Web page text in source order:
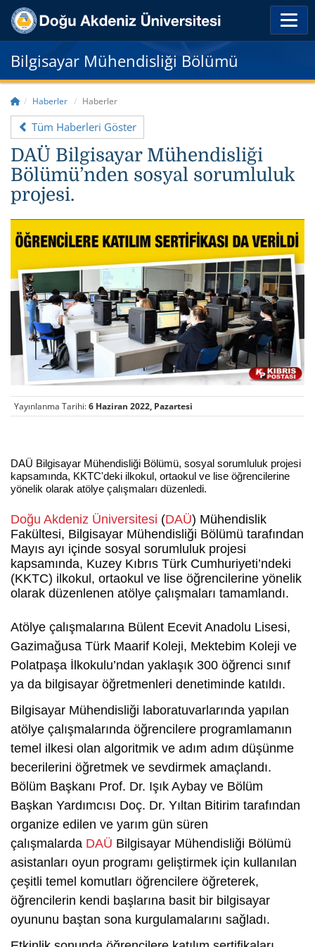
Bilgisayar Mühendisliği Bölümü
Haberler Haberler
Tüm Haberleri Göster
DAÜ Bilgisayar Mühendisliği
Bölümü’nden sosyal sorumluluk
projesi.
Yayınlanma Tarihi:6 Haziran 2022, Pazartesi
DAÜ Bilgisayar Mühendisliği Bölümü, sosyal sorumluluk projesi
kapsamında, KKTC'deki ilkokul, ortaokul ve lise öğrencilerine
yönelik olarak atölye çalışmaları düzenledi.
Doğu Akdeniz Üniversitesi (DAÜ) Mühendislik
Fakültesi, Bilgisayar Mühendisliği Bölümü tarafından
Mayıs ayı içinde sosyal sorumluluk projesi
kapsamında, Kuzey Kıbrıs Türk Cumhuriyeti’ndeki
(KKTC) ilkokul, ortaokul ve lise öğrencilerine yönelik
olarak düzenlenen atölye çalışmaları tamamlandı.
Atölye çalışmalarına Bülent Ecevit Anadolu Lisesi,
Gazimağusa Türk Maarif Koleji, Mektebim Koleji ve
Polatpaşa İlkokulu’ndan yaklaşık 300 öğrenci sınıf
ya da bilgisayar öğretmenleri denetiminde katıldı.
Bilgisayar Mühendisliği laboratuvarlarında yapılan
atölye çalışmalarında öğrencilere programlamanın
temel ilkesi olan algoritmik ve adım adım düşünme
becerilerini öğretmek ve sevdirmek amaçlandı.
Bölüm Başkanı Prof. Dr. Işık Aybay ve Bölüm
Başkan Yardımcısı Doç. Dr. Yıltan Bitirim tarafından
organize edilen ve yarım gün süren
çalışmalarda DAÜ Bilgisayar Mühendisliği Bölümü
asistanları oyun programı geliştirmek için kullanılan
çeşitli temel komutları öğrencilere öğreterek,
öğrencilerin kendi başlarına basit bir bilgisayar
oyununu baştan sona kurgulamalarını sağladı.